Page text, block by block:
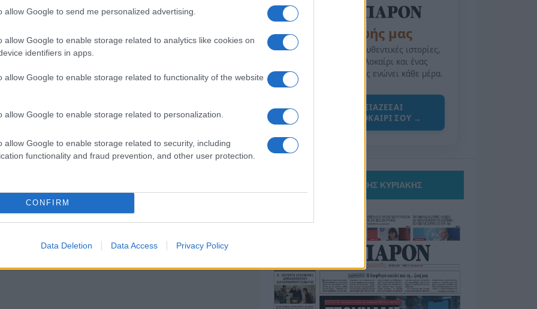
allow Google to send me personalized advertising.
allow Google to enable storage related to analytics like cookies on
identifiers in apps.
allow Google to enable storage related to functionality of the website
allow Google to enable storage related to personalization.
allow Google to enable storage related to security, including
functionality and fraud prevention, and other user protection.
CONFIRM
Data Deletion Data Access Privacy Policy
της Ζωής μας
Οι άνθρωποι, οι αυθεντικές ιστορίες,
το ελληνικό καλοκαίρι και ένας
πολιτισμός που μας ενώνει κάθε μέρα.
ΟΣΑ ΧΡΕΙΑΖΕΣΑΙ
ΓΙΑ ΤΟ ΚΑΛΟΚΑΙΡΙ ΣΟΥ →
ΤΟ ΠΑΡΟΝ ΤΗΣ ΚΥΡΙΑΚΗΣ